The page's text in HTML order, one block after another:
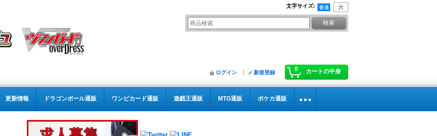
文字サイズ:
0 カートの中身
ログイン 新規登録
更新情報 ドラゴンボール通販 ワンピカード通販 遊戯王通販 MTG通販 ポケカ通販